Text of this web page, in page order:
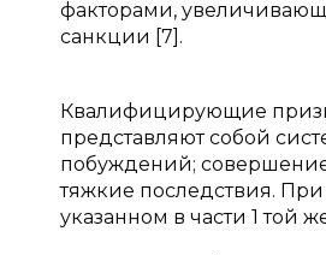
факторами,
санкции [7].
Квалифицирующие
представляют собой
побуждений;
тяжкие последствия. При
указанном в части 1 той